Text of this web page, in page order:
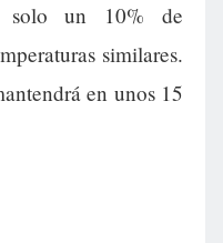
solo un 10% de
similares.
en unos 15